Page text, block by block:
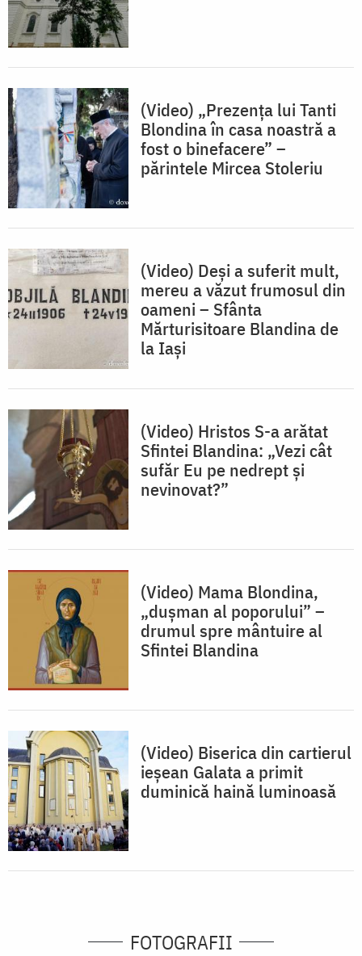
(Video) „Prezența lui Tanti
Blondina în casa noastră a
fost o binefacere” –
părintele Mircea Stoleriu
(Video) Deși a suferit mult,
mereu a văzut frumosul din
oameni – Sfânta
Mărturisitoare Blandina de
la Iași
(Video) Hristos S-a arătat
Sfintei Blandina: „Vezi cât
sufăr Eu pe nedrept și
nevinovat?”
(Video) Mama Blondina,
„dușman al poporului” –
drumul spre mântuire al
Sfintei Blandina
(Video) Biserica din cartierul
ieșean Galata a primit
duminică haină luminoasă
FOTOGRAFII